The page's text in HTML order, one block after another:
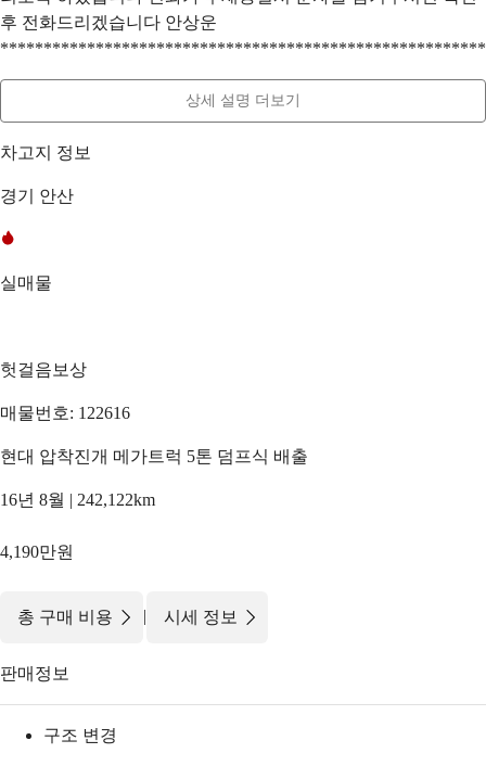
후 전화드리겠습니다 안상운
상세 설명 더보기
차고지 정보
경기 안산
실매물
헛걸음보상
매물번호: 122616
현대 압착진개 메가트럭 5톤 덤프식 배출
16년 8월 | 242,122km
4,190만원
총 구매 비용 | 시세 정보
판매정보
구조 변경